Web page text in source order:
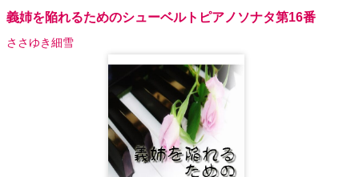
義姉を陥れるためのシューベルトピアノソナタ第16番
ささゆき細雪